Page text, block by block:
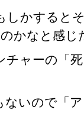
しかすると
かなと感じ
ャーの「
いので「